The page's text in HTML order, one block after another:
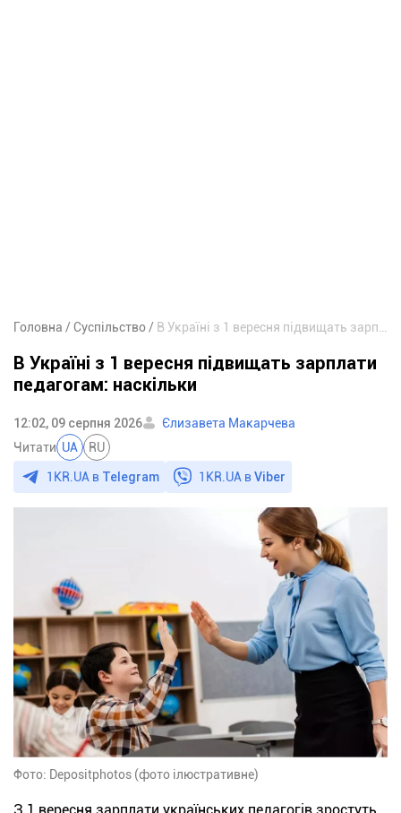
Головна Суспільство
В Україні з 1 вересня підвищать зарплати
педагогам: наскільки
12:02, 09 серпня 2026
Єлизавета Макарчева
Читати UA RU
1KR.UA в Telegram 1KR.UA вViber
Фото: Depositphotos (фото ілюстративне)
З 1 вересня зарплати українських педагогів зростуть